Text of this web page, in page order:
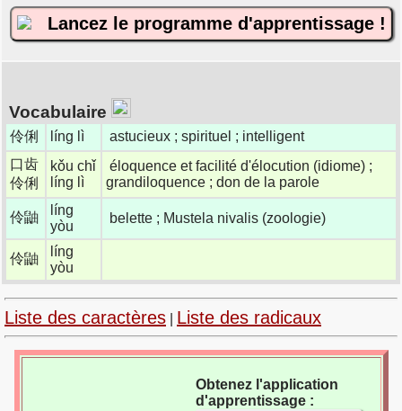
Lancez le programme d'apprentissage !
Vocabulaire
伶俐 líng lì
astucieux ; spirituel ; intelligent
口齿
伶俐
kǒu chǐ
líng lì
éloquence et facilité d'élocution (idiome) ;
grandiloquence ; don de la parole
伶鼬
líng
yòu
belette ; Mustela nivalis (zoologie)
伶鼬
líng
yòu
Liste des caractères Liste des radicaux
Obtenez l'application
d'apprentissage :